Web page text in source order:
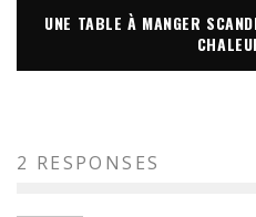
UNE TABLE À MANGER
2 RESPONSES